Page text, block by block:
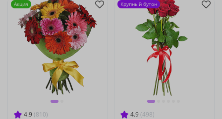
4.9 (810)
Акция
4.9 (498)
Крупный бутон